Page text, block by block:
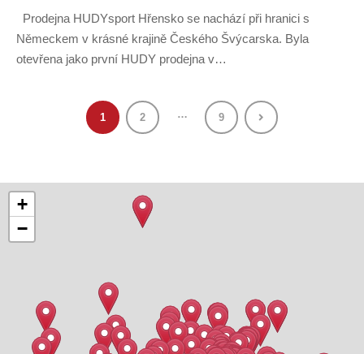
Prodejna HUDYsport Hřensko se nachází při hranici s
Německem v krásné krajině Českého Švýcarska. Byla
otevřena jako první HUDY prodejna v…
1 2 … 9
+
−